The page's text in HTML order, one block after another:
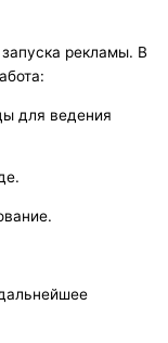
рекламы. В
для ведения